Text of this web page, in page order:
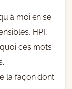
moi en se
HPI,
ces mots
la façon dont